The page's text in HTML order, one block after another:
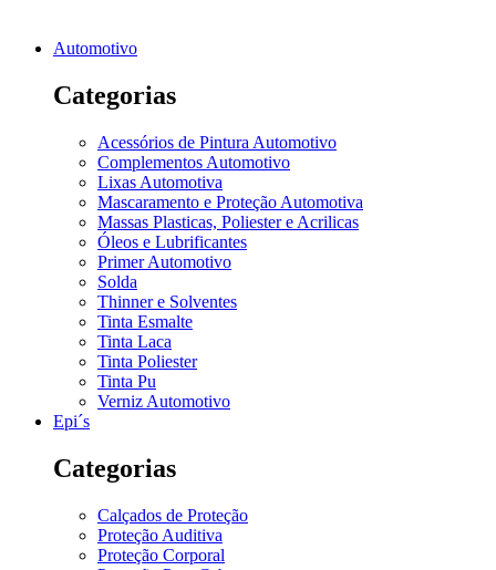
Automotivo
Categorias
Acessórios de Pintura Automotivo
Complementos Automotivo
Lixas Automotiva
Mascaramento e Proteção Automotiva
Massas Plasticas, Poliester e Acrilicas
Óleos e Lubrificantes
Primer Automotivo
Solda
Thinner e Solventes
Tinta Esmalte
Tinta Laca
Tinta Poliester
Tinta Pu
Verniz Automotivo
Epi´s
Categorias
Calçados de Proteção
Proteção Auditiva
Proteção Corporal